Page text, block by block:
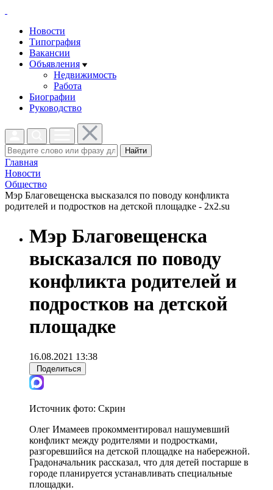
Новости
Типография
Вакансии
Объявления
Недвижимость
Работа
Биографии
Руководство
Найти
Главная
Новости
Общество
Мэр Благовещенска высказался по поводу конфликта
родителей и подростков на детской площадке - 2x2.su
Мэр Благовещенска
высказался по поводу
конфликта родителей и
подростков на детской
площадке
16.08.2021 13:38
Поделиться
Источник фото: Скрин
Олег Имамеев прокомментировал нашумевший
конфликт между родителями и подростками,
разгоревшийся на детской площадке на набережной.
Градоначальник рассказал, что для детей постарше в
городе планируется устанавливать специальные
площадки.